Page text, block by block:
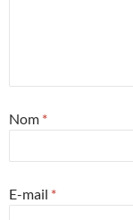
Nom *
E-mail *